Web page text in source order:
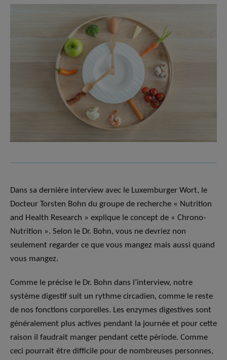
Dans sa dernière interview avec le Luxemburger Wort, le
Docteur Torsten Bohn du groupe de recherche « Nutrition
and Health Research » explique le concept de « Chrono-
Nutrition ». Selon le Dr. Bohn, vous ne devriez non
seulement regarder ce que vous mangez mais aussi quand
vous mangez.
Comme le précise le Dr. Bohn dans l’interview, notre
système digestif suit un rythme circadien, comme le reste
de nos fonctions corporelles. Les enzymes digestives sont
généralement plus actives pendant la journée et pour cette
raison il faudrait manger pendant cette période. Comme
ceci pourrait être difficile pour de nombreuses personnes,